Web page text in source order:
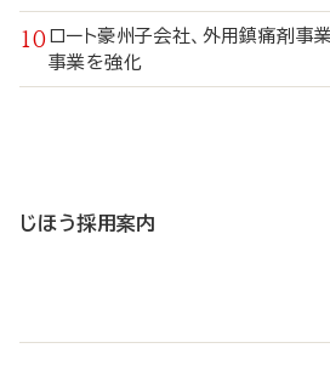
ロート豪州子会社、外用鎮痛剤
事業を強化
じほう採用案内